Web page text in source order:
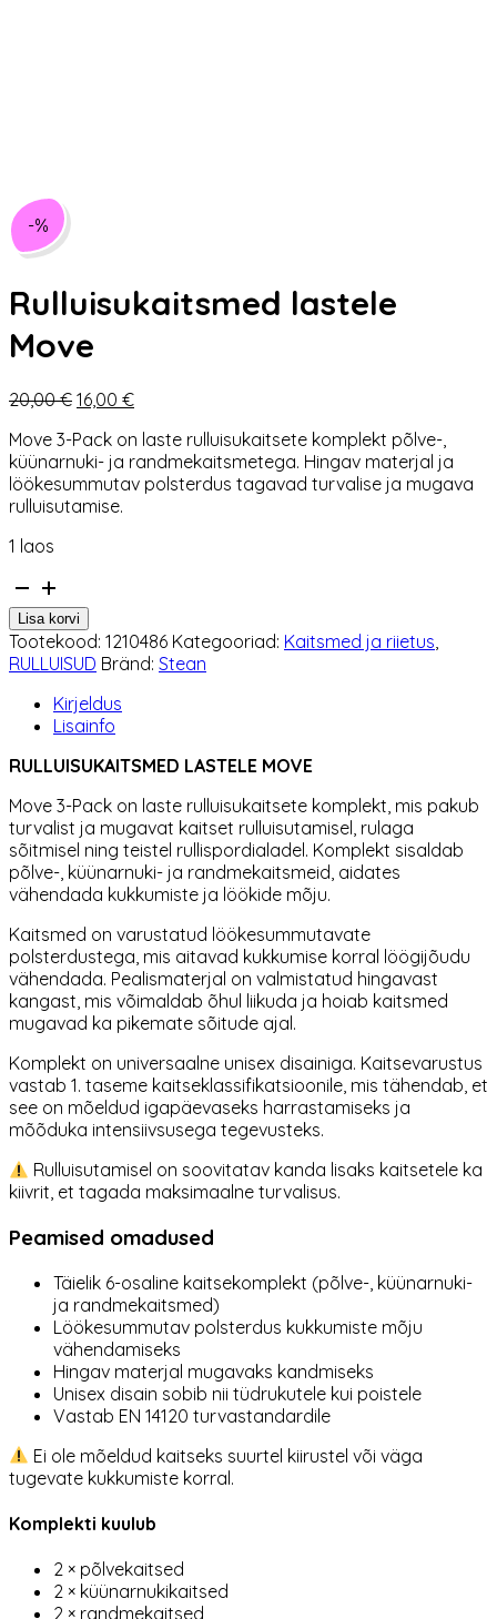
-%
Rulluisukaitsmed lastele
Move
20,00€ Algne
oli:
20,00 €.
16,00 €Praegune
on:
16,00 €.
Move 3-Pack on laste rulluisukaitsete komplekt põlve-,
küünarnuki- ja randmekaitsmetega. Hingav materjal ja
löökesummutav polsterdus tagavad turvalise ja mugava
rulluisutamise.
1 laos
Rulluisukaitsmed
lastele
Move
kogus
Lisa korvi
Tootekood: 1210486 Kategooriad: Kaitsmed ja riietus,
RULLUISUD Bränd: Stean
Kirjeldus
Lisainfo
RULLUISUKAITSMED LASTELE MOVE
Move 3-Pack on laste rulluisukaitsete komplekt, mis pakub
turvalist ja mugavat kaitset rulluisutamisel, rulaga
sõitmisel ning teistel rullispordialadel. Komplekt sisaldab
põlve-, küünarnuki- ja randmekaitsmeid, aidates
vähendada kukkumiste ja löökide mõju.
Kaitsmed on varustatud löökesummutavate
polsterdustega, mis aitavad kukkumise korral löögijõudu
vähendada. Pealismaterjal on valmistatud hingavast
kangast, mis võimaldab õhul liikuda ja hoiab kaitsmed
mugavad ka pikemate sõitude ajal.
Komplekt on universaalne unisex disainiga. Kaitsevarustus
vastab 1. taseme kaitseklassifikatsioonile, mis tähendab, et
see on mõeldud igapäevaseks harrastamiseks ja
mõõduka intensiivsusega tegevusteks.
Rulluisutamisel on soovitatav kanda lisaks kaitsetele ka
kiivrit, et tagada maksimaalne turvalisus.
Peamised omadused
Täielik 6-osaline kaitsekomplekt (põlve-, küünarnuki-
ja randmekaitsmed)
Löökesummutav polsterdus kukkumiste mõju
vähendamiseks
Hingav materjal mugavaks kandmiseks
Unisex disain sobib nii tüdrukutele kui poistele
Vastab EN 14120 turvastandardile
Ei ole mõeldud kaitseks suurtel kiirustel või väga
tugevate kukkumiste korral.
Komplekti kuulub
2 × põlvekaitsed
2 × küünarnukikaitsed
2 × randmekaitsed